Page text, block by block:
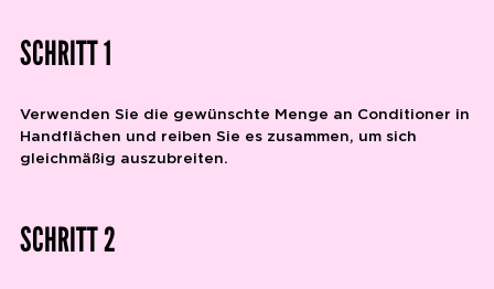
SCHRITT 1
Verwenden Sie die gewünschte Menge an Conditioner in
Handflächen und reiben Sie es zusammen, um sich
gleichmäßig auszubreiten.
SCHRITT 2